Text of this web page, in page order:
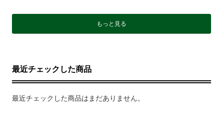
もっと見る
最近チェックした商品
最近チェックした商品はまだありません。